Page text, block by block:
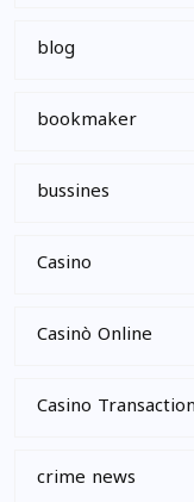
blog
bookmaker
bussines
Casino
Casinò Online
Casino
crime news